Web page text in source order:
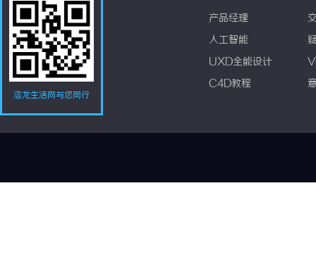
洛龙生活网与您同行
产品经理
人工智能
UXD全能设计
C4D教程